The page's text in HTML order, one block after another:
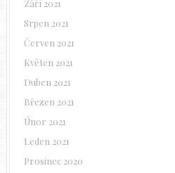
Září 2021
Srpen 2021
Červen 2021
Květen 2021
Duben 2021
Březen 2021
Únor 2021
Leden 2021
Prosinec 2020